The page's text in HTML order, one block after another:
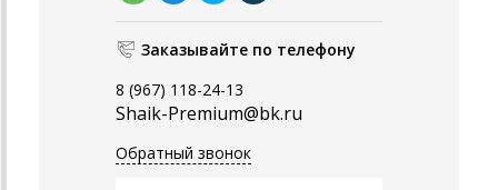
Заказывайте по телефону
8 (967) 118-24-13
Shaik-Premium@bk.ru
Обратный звонок